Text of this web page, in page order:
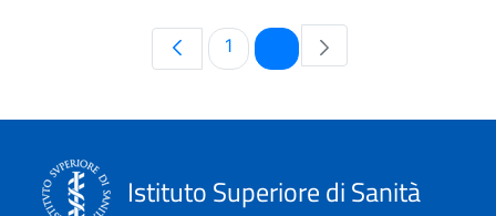
Pagina
1 Pagina
Istituto Superiore di Sanità